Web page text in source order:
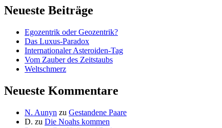
Neueste Beiträge
Egozentrik oder Geozentrik?
Das Luxus-Paradox
Internationaler Asteroiden-Tag
Vom Zauber des Zeitstaubs
Weltschmerz
Neueste Kommentare
N. Aunyn zu Gestandene Paare
D. zu Die Noahs kommen